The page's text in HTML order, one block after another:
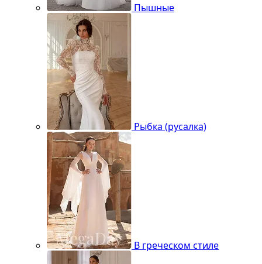
Пышные
Рыбка (русалка)
В греческом стиле